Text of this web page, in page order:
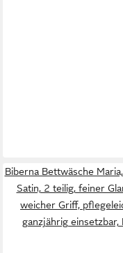
Biberna Bettwäsche
Satin, 2 teilig, feiner
weicher Griff,
ganzjährig einsetzbar,